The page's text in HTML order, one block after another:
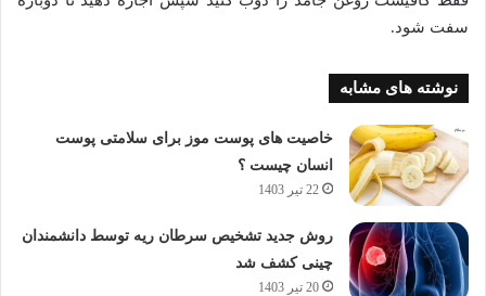
سفت شود.
نوشته های مشابه
خاصیت های پوست موز برای سلامتی پوست
انسان چیست ؟
22 تیر 1403
روش جدید تشخیص سرطان ریه توسط دانشمندان
چینی کشف شد
20 تیر 1403